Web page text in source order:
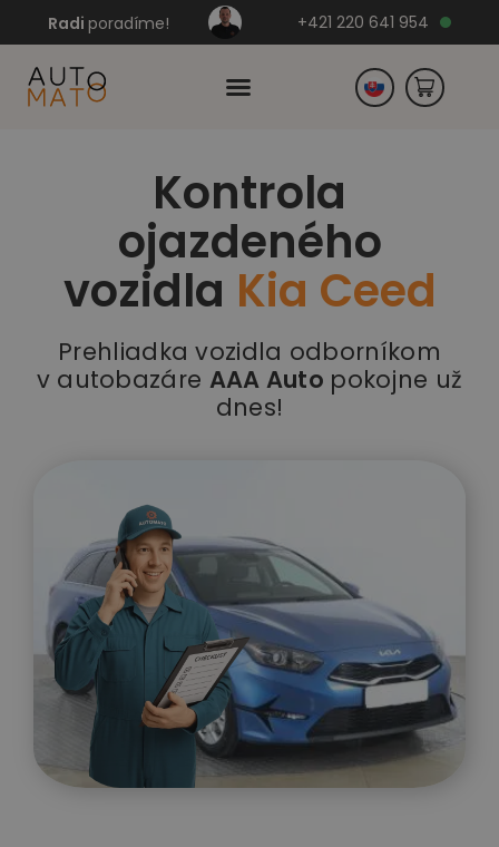
Radi poradíme! +421 220 641 954
Kontrola
ojazdeného
vozidla Kia Ceed
Prehliadka vozidla odborníkom
v autobazáre AAA Auto pokojne už
dnes!